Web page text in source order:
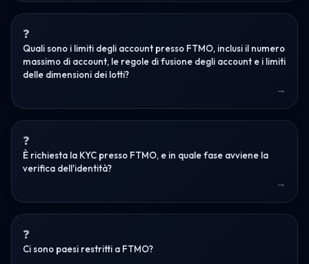
Quali sono i limiti degli account presso FTMO, inclusi il numero
massimo di account, le regole di fusione degli account e i limiti
delle dimensioni dei lotti?
È richiesta la KYC presso FTMO, e in quale fase avviene la
verifica dell'identità?
Ci sono paesi restritti a FTMO?